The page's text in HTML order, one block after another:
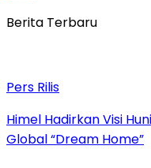
Berita Terbaru
Pers Rilis
Himel Hadirkan Visi
Global “Dream Home”